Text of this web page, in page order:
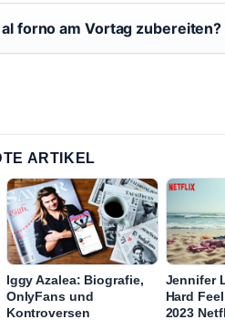
forno am Vortag zubereiten?
ARTIKEL
Iggy Azalea: Biografie,
OnlyFans und
Kontroversen
Jennifer
Hard
2023